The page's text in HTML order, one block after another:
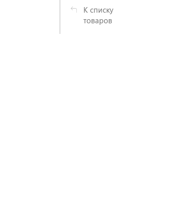
К списку
товаров